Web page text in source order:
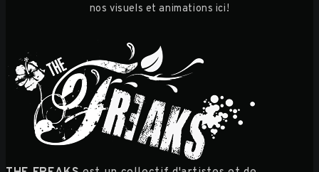
nos visuels et animations ici!